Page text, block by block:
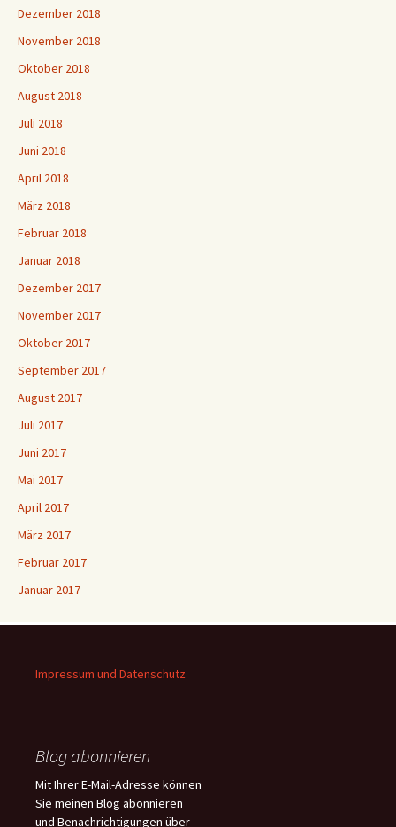
Dezember 2018
November 2018
Oktober 2018
August 2018
Juli 2018
Juni 2018
April 2018
März 2018
Februar 2018
Januar 2018
Dezember 2017
November 2017
Oktober 2017
September 2017
August 2017
Juli 2017
Juni 2017
Mai 2017
April 2017
März 2017
Februar 2017
Januar 2017
Impressum und Datenschutz
Blog abonnieren
Mit Ihrer E-Mail-Adresse können
Sie meinen Blog abonnieren
und Benachrichtigungen über